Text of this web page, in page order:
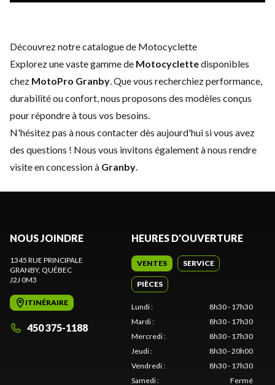
Découvrez notre catalogue de Motocyclette
Explorez une vaste gamme de Motocyclettedisponibles
chez MotoPro Granby . Que vous recherchiez performance,
durabilité ou confort, nous proposons des modèles conçus
pour répondre à tous vos besoins.
N'hésitez pas ànous contacterdès aujourd'hui si vous avez
des questions ! Nous vous invitons également à nous rendre
visite en concession à Granby
NOUS JOINDRE
1345 RUE PRINCIPALE
GRANBY, QUÉBEC
J2J 0M3
ITINÉRAIRE
450 375-1188
HEURES D'OUVERTURE
VENTES SERVICE
PIÈCES
Lundi:
8h30 - 17h30
Mardi:
8h30 - 17h30
Mercredi:
8h30 - 17h30
Jeudi:
8h30 - 20h00
Vendredi:
8h30 - 17h30
Samedi: Fermé